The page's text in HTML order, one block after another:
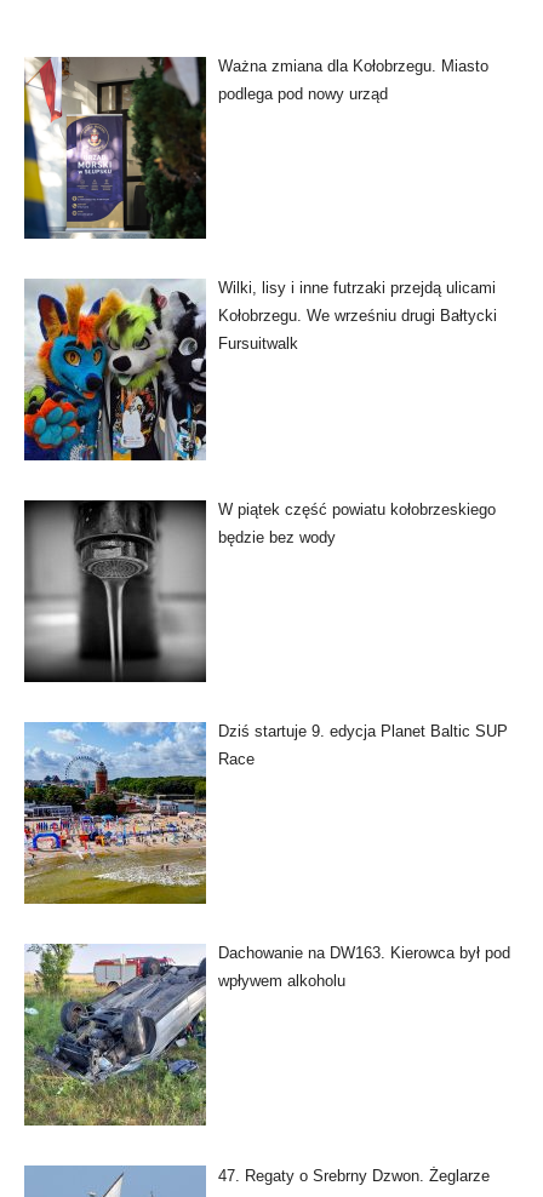
Ważna zmiana dla Kołobrzegu. Miasto
podlega pod nowy urząd
Wilki, lisy i inne futrzaki przejdą ulicami
Kołobrzegu. We wrześniu drugi Bałtycki
Fursuitwalk
W piątek część powiatu kołobrzeskiego
będzie bez wody
Dziś startuje 9. edycja Planet Baltic SUP
Race
Dachowanie na DW163. Kierowca był pod
wpływem alkoholu
47. Regaty o Srebrny Dzwon. Żeglarze